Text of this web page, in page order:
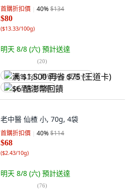
首購折扣價 40%$134
$80
($13.33/100g)
明天 8/8 (六) 預計送達
(20)
满 $1,500 再省 $75 (王道卡)
$6 酷澎幣回饋
老中醫 仙楂 小, 70g, 4袋
首購折扣價 40%$114
$68
($2.43/10g)
明天 8/8 (六) 預計送達
(76)